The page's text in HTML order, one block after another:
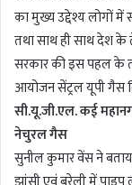
का मुख्य उद्देश्य लोगों में
तथा साथ ही साथ देश के
सरकार की इस पहल के
आयोजन सेंट्रल यूपी गैस
सी.यू.जी.एल. कई
नेचुरल गैस
सुनील कुमार वेंस ने